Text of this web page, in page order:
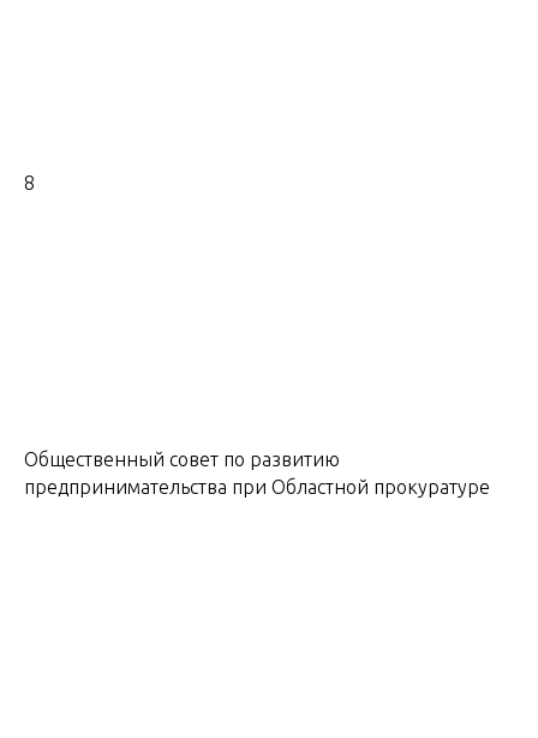
8
Общественный совет по развитию
предпринимательства при Областной прокуратуре